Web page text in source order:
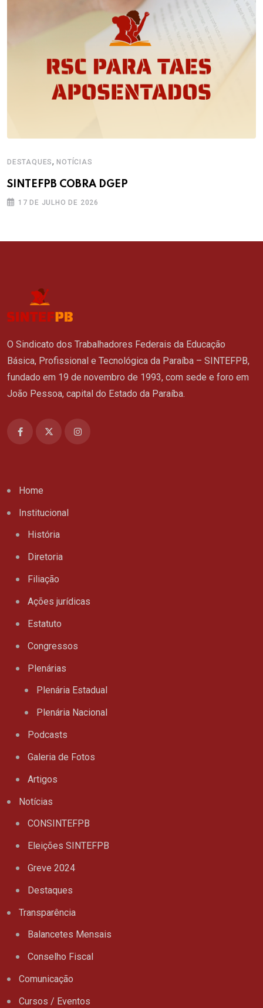
DESTAQUES,NOTÍCIAS
SINTEFPB COBRA DGEP
17 DE JULHO DE 2026
O Sindicato dos Trabalhadores Federais da Educação
Básica, Profissional e Tecnológica da Paraíba – SINTEFPB,
fundado em 19 de novembro de 1993, com sede e foro em
João Pessoa, capital do Estado da Paraíba.
Home
Institucional
História
Diretoria
Filiação
Ações jurídicas
Estatuto
Congressos
Plenárias
Plenária Estadual
Plenária Nacional
Podcasts
Galeria de Fotos
Artigos
Notícias
CONSINTEFPB
Eleições SINTEFPB
Greve 2024
Destaques
Transparência
Balancetes Mensais
Conselho Fiscal
Comunicação
Cursos / Eventos